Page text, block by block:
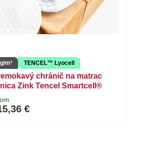
m² TENCEL™ Lyocell
chránič na matrac
Zink Tencel Smartcell®
€